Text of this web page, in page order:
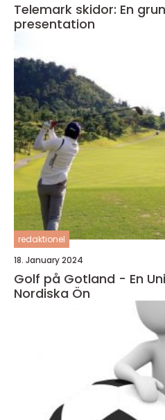
Telemark skidor: En
presentation
redaktionel
18. January 2024
Golf på Gotland - En
Nordiska Ön